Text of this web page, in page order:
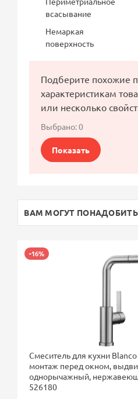
всасывание
Немаркая
поверхность
Подберите похожие
характеристикам
или несколько
Выбрано:0
Показать
ВАМ МОГУТ
-16%
Смеситель для кухни Blanco
монтаж перед окном,
однорычажный,
526180